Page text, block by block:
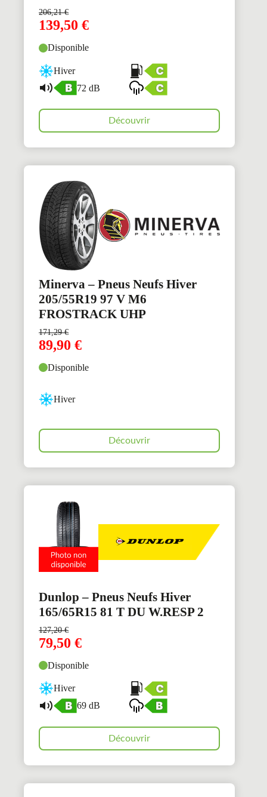
206,21€
139,50 €
Disponible
Hiver
72 dB
Découvrir
Minerva – Pneus Neufs Hiver
205/55R19 97 V M6
FROSTRACK UHP
171,29€
89,90 €
Disponible
Hiver
Découvrir
Dunlop – Pneus Neufs Hiver
165/65R15 81 T DU W.RESP 2
127,20€
79,50 €
Disponible
Hiver
69 dB
Découvrir